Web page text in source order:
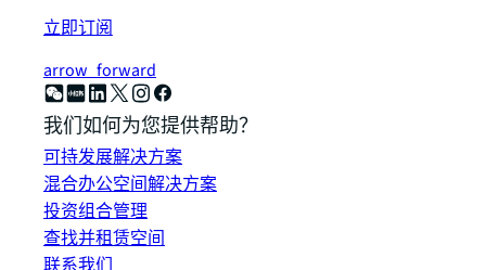
立即订阅
arrow_forward
我们如何为您提供帮助？
可持发展解决方案
混合办公空间解决方案
投资组合管理
查找并租赁空间